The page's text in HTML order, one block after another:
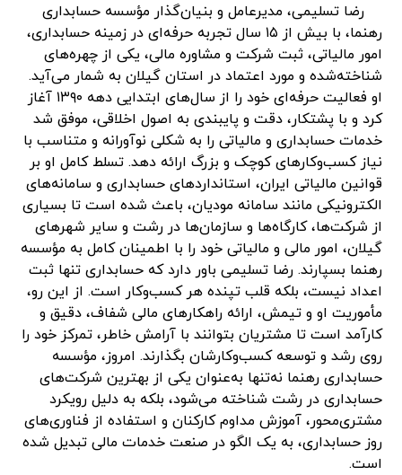
رضا تسلیمی، مدیرعامل و بنیان‌گذار مؤسسه حسابداری
رهنما، با بیش از ۱۵ سال تجربه حرفه‌ای در زمینه حسابداری،
امور مالیاتی، ثبت شرکت و مشاوره مالی، یکی از چهره‌های
شناخته‌شده و مورد اعتماد در استان گیلان به شمار می‌آید.
او فعالیت حرفه‌ای خود را از سال‌های ابتدایی دهه ۱۳۹۰ آغاز
کرد و با پشتکار، دقت و پایبندی به اصول اخلاقی، موفق شد
خدمات حسابداری و مالیاتی را به شکلی نوآورانه و متناسب با
نیاز کسب‌وکارهای کوچک و بزرگ ارائه دهد. تسلط کامل او بر
قوانین مالیاتی ایران، استانداردهای حسابداری و سامانه‌های
الکترونیکی مانند سامانه مودیان، باعث شده است تا بسیاری
از شرکت‌ها، کارگاه‌ها و سازمان‌ها در رشت و سایر شهرهای
گیلان، امور مالی و مالیاتی خود را با اطمینان کامل به مؤسسه
رهنما بسپارند. رضا تسلیمی باور دارد که حسابداری تنها ثبت
اعداد نیست، بلکه قلب تپنده هر کسب‌وکار است. از این رو،
مأموریت او و تیمش، ارائه راهکارهای مالی شفاف، دقیق و
کارآمد است تا مشتریان بتوانند با آرامش خاطر، تمرکز خود را
روی رشد و توسعه کسب‌وکارشان بگذارند. امروز، مؤسسه
حسابداری رهنما نه‌تنها به‌عنوان یکی از بهترین شرکت‌های
حسابداری در رشت شناخته می‌شود، بلکه به دلیل رویکرد
مشتری‌محور، آموزش مداوم کارکنان و استفاده از فناوری‌های
روز حسابداری، به یک الگو در صنعت خدمات مالی تبدیل شده
است.